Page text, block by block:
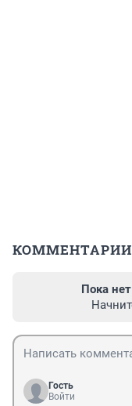
КОММЕНТАРИИ
Пока
Гость
Войти